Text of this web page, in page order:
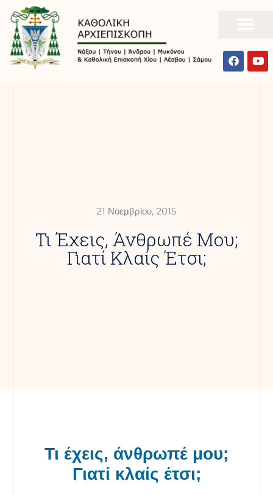
21 Νοεμβρίου, 2015
Τι Έχεις, Άνθρωπέ Μου;
Γιατί Κλαίς Έτσι;
Τι έχεις, άνθρωπέ μου;
Γιατί κλαίς έτσι;